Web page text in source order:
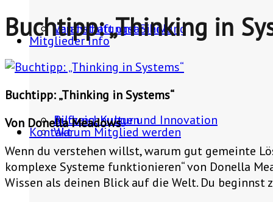
Landschaft und Siedlung
Bildung, Kultur und Innovation
Veranstaltungsarchiv
Aufzeichnungen
Mitglieder Info
Warum Mitglied werden
Kontakt
Buchtipp: „Thinking in
Buchtipp: „Thinking in Systems“
Von Donella Meadows
Wenn du verstehen willst, warum gut gemeinte
komplexe Systeme funktionieren“ von Donella
Wissen als deinen Blick auf die Welt. Du beginnst